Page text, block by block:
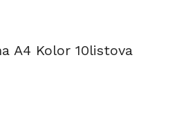
A4 Kolor 10listova